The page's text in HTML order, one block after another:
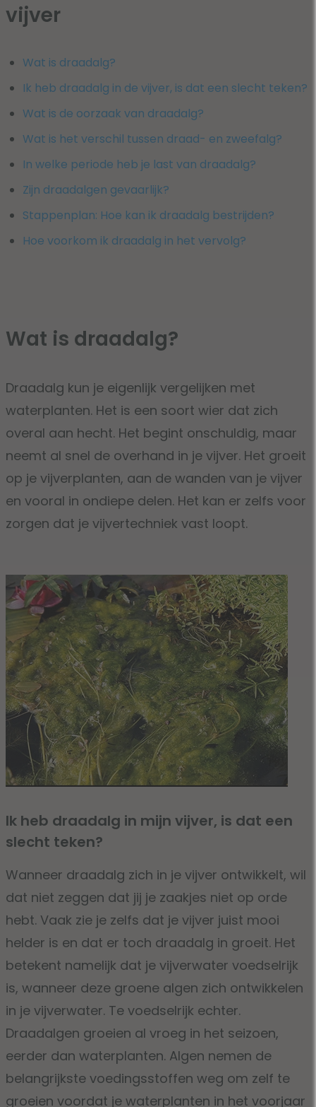
vijver
Wat is draadalg?
Ik heb draadalg in de vijver, is dat een slecht teken?
Wat is de oorzaak van draadalg?
Wat is het verschil tussen draad- en zweefalg?
In welke periode heb je last van draadalg?
Zijn draadalgen gevaarlijk?
Stappenplan: Hoe kan ik draadalg bestrijden?
Hoe voorkom ik draadalg in het vervolg?
Wat is draadalg?
Draadalg kun je eigenlijk vergelijken met
waterplanten. Het is een soort wier dat zich
overal aan hecht. Het begint onschuldig, maar
neemt al snel de overhand in je vijver. Het groeit
op je vijverplanten, aan de wanden van je vijver
en vooral in ondiepe delen. Het kan er zelfs voor
zorgen dat je vijvertechniek vast loopt.
Ik heb draadalg in mijn vijver, is dat een
slecht teken?
Wanneer draadalg zich in je vijver ontwikkelt, wil
dat niet zeggen dat jij je zaakjes niet op orde
hebt. Vaak zie je zelfs dat je vijver juist mooi
helder is en dat er toch draadalg in groeit. Het
betekent namelijk dat je vijverwater voedselrijk
is, wanneer deze groene algen zich ontwikkelen
in je vijverwater. Te voedselrijk echter.
Draadalgen groeien al vroeg in het seizoen,
eerder dan waterplanten. Algen nemen de
belangrijkste voedingsstoffen weg om zelf te
groeien voordat je waterplanten in het voorjaar